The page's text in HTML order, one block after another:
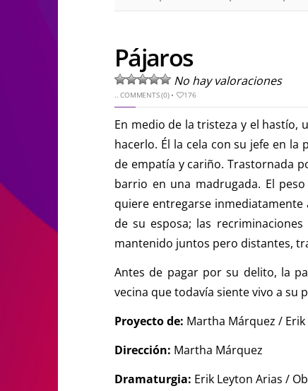
Pájaros
No hay valoraciones
..COMMENTS (0)• 176
En medio de la tristeza y el hastío,
hacerlo. Él la cela con su jefe en
de empatía y cariño. Trastornada
barrio en una madrugada. El
quiere entregarse
de su esposa; las
mantenido juntos pero distantes,
Antes de pagar por su delito, la
vecina que todavía siente vivo a su
Proyecto de: Martha Márquez / Erik
Dirección: Martha Márquez
Dramaturgia: Erik Leyton Arias /